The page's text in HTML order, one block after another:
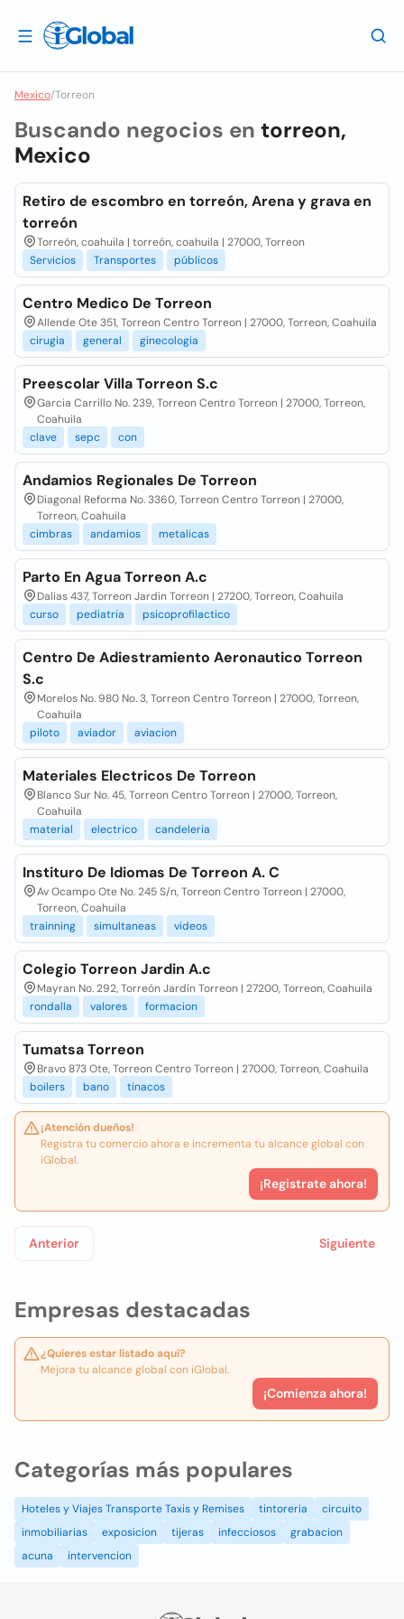
Mexico/Torreon
Empresas destacadas
¿Quieres estar listado aquí?
Mejora tu alcance global con iGlobal.
¡Comienza ahora!
Buscando negocios en torreon,
Mexico
Retiro de escombro en torreón, Arena y grava en
torreón
Torreón, coahuila | torreón, coahuila | 27000, Torreon
Servicios
Transportes públicos
Centro Medico De Torreon
Allende Ote 351, Torreon Centro Torreon | 27000, Torreon, Coahuila
cirugia
general ginecologia
Preescolar Villa Torreon S.c
Garcia Carrillo No. 239, Torreon Centro Torreon | 27000, Torreon,
Coahuila
clave
sepc con
Andamios Regionales De Torreon
Diagonal Reforma No. 3360, Torreon Centro Torreon | 27000,
Torreon, Coahuila
cimbras
andamios metalicas
Parto En Agua Torreon A.c
Dalias 437, Torreon Jardin Torreon | 27200, Torreon, Coahuila
curso
pediatria psicoprofilactico
Centro De Adiestramiento Aeronautico Torreon
S.c
Morelos No. 980 No. 3, Torreon Centro Torreon | 27000, Torreon,
Coahuila
piloto
aviador aviacion
Materiales Electricos De Torreon
Blanco Sur No. 45, Torreon Centro Torreon | 27000, Torreon,
Coahuila
material
electrico candeleria
Instituro De Idiomas De Torreon A. C
Av Ocampo Ote No. 245 S/n, Torreon Centro Torreon | 27000,
Torreon, Coahuila
trainning
simultaneas videos
Colegio Torreon Jardin A.c
Mayran No. 292, Torreón Jardín Torreon | 27200, Torreon, Coahuila
rondalla
valores formacion
Tumatsa Torreon
Bravo 873 Ote, Torreon Centro Torreon | 27000, Torreon, Coahuila
boilers
bano tinacos
¡Atención dueños!
Registra tu comercio ahora e incrementa tu alcance global con
iGlobal.
¡Registrate ahora!
Anterior Siguiente
Categorías más populares
Hoteles y Viajes Transporte Taxis y Remises tintoreria
circuito
inmobiliarias
exposicion tijeras infecciosos
grabacion
acuna
intervencion